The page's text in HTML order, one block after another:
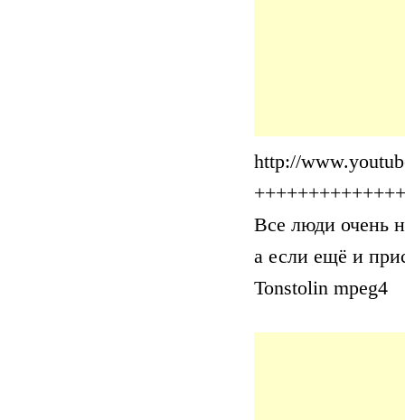
http://
Все люди очень
а если ещё и
Tonstolin mpeg4